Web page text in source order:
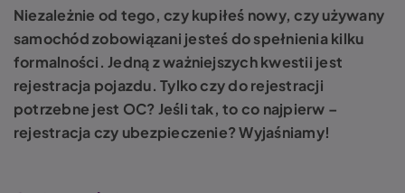
Niezależnie od tego, czy kupiłeś nowy, czy używany
samochód zobowiązani jesteś do spełnienia kilku
formalności. Jedną z ważniejszych kwestii jest
rejestracja pojazdu. Tylko czy do rejestracji
potrzebne jest OC? Jeśli tak, to co najpierw –
rejestracja czy ubezpieczenie? Wyjaśniamy!